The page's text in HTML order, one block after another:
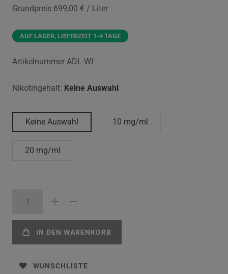
Grundpreis 699,00 € / Liter
AUF LAGER, LIEFERZEIT 1-4 TAGE
Artikelnummer ADL-WI
Nikotingehalt: Keine Auswahl
Keine Auswahl 10 mg/ml
20 mg/ml
IN DEN WARENKORB
WUNSCHLISTE